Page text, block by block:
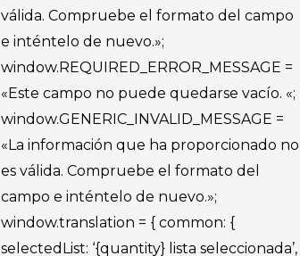
válida. Compruebe el formato del campo
e inténtelo de nuevo.»;
window.REQUIRED_ERROR_MESSAGE =
«Este campo no puede quedarse vacío. «;
window.GENERIC_INVALID_MESSAGE =
«La información que ha proporcionado no
es válida. Compruebe el formato del
campo e inténtelo de nuevo.»;
window.translation = { common: {
selectedList: ‘{quantity} lista seleccionada’,